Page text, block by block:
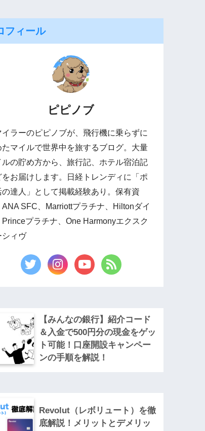
フィール
ピピノブ
イラーのピピノブが、飛行機に乗らずに
たマイルで世界中を旅するブログ。大量
ルの貯め方から、旅行記、ホテル宿泊記
をお届けします。日経トレンディに「ポ
の達人」として掲載経験あり。保有資
ANA SFC、Marriottプラチナ、Hiltonダイ
Princeプラチナ、One Harmonyエクスク
シィヴ
【みんなの銀行】紹介コード
＆入金で500円分の現金をゲッ
ト可能！口座開設キャンペー
ンの手順を解説！
Revolut（レボリュート）を徹
底解説！メリットとデメリッ